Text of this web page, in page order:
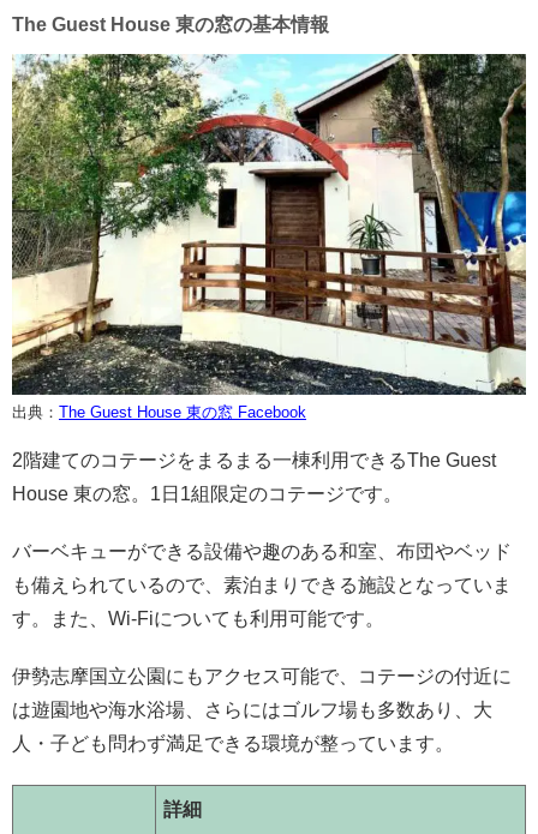
The Guest House 東の窓の基本情報
出典： The Guest House 東の窓 Facebook
2階建てのコテージをまるまる一棟利用できるThe Guest
House 東の窓。1日1組限定のコテージです。
バーベキューができる設備や趣のある和室、布団やベッド
も備えられているので、素泊まりできる施設となっていま
す。また、Wi-Fiについても利用可能です。
伊勢志摩国立公園にもアクセス可能で、コテージの付近に
は遊園地や海水浴場、さらにはゴルフ場も多数あり、大
人・子ども問わず満足できる環境が整っています。
詳細